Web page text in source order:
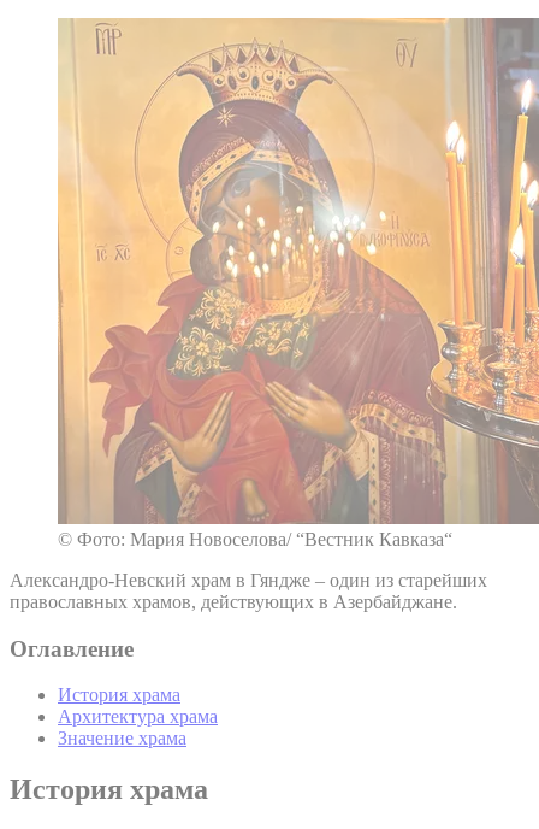
© Фото: Мария Новоселова/ “Вестник Кавказа“
Александро-Невский храм в Гяндже – один из старейших
православных храмов, действующих в Азербайджане.
Оглавление
История храма
Архитектура храма
Значение храма
История храма